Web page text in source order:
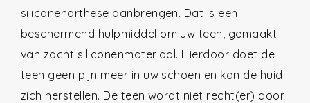
siliconenorthese aanbrengen. Dat is een
beschermend hulpmiddel om uw teen, gemaakt
van zacht siliconenmateriaal. Hierdoor doet de
teen geen pijn meer in uw schoen en kan de huid
zich herstellen. De teen wordt niet recht(er) door